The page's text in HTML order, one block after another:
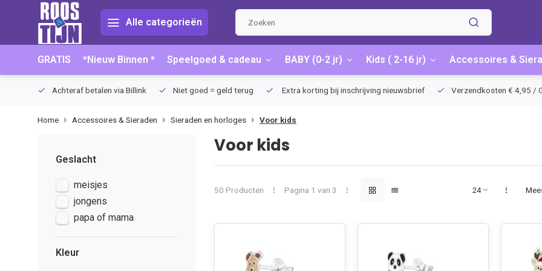
Alle categorieën
GRATIS *Nieuw Binnen * Speelgoed & cadeau BABY (0-2 jr) Kids ( 2-16 jr) Accessoires &
Achteraf betalen via Billink Niet goed = geld terug Extra korting bij inschrijving nieuwsbrief Verzendkosten € 4,95 /
Home Accessoires & Sieraden Sieraden en horloges Voor kids
Geslacht
meisjes
jongens
papa of mama
Kleur
Voor kids
50 Producten Pagina 1 van 3